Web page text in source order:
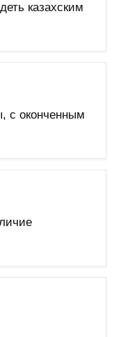
казахским
с оконченным